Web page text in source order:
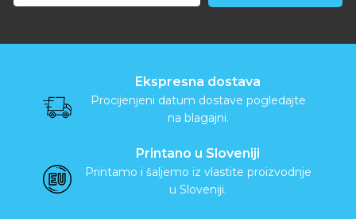
Ekspresna dostava
Procijenjeni datum dostave pogledajte
na blagajni.
Printano u Sloveniji
Printamo i šaljemo iz vlastite proizvodnje
u Sloveniji.